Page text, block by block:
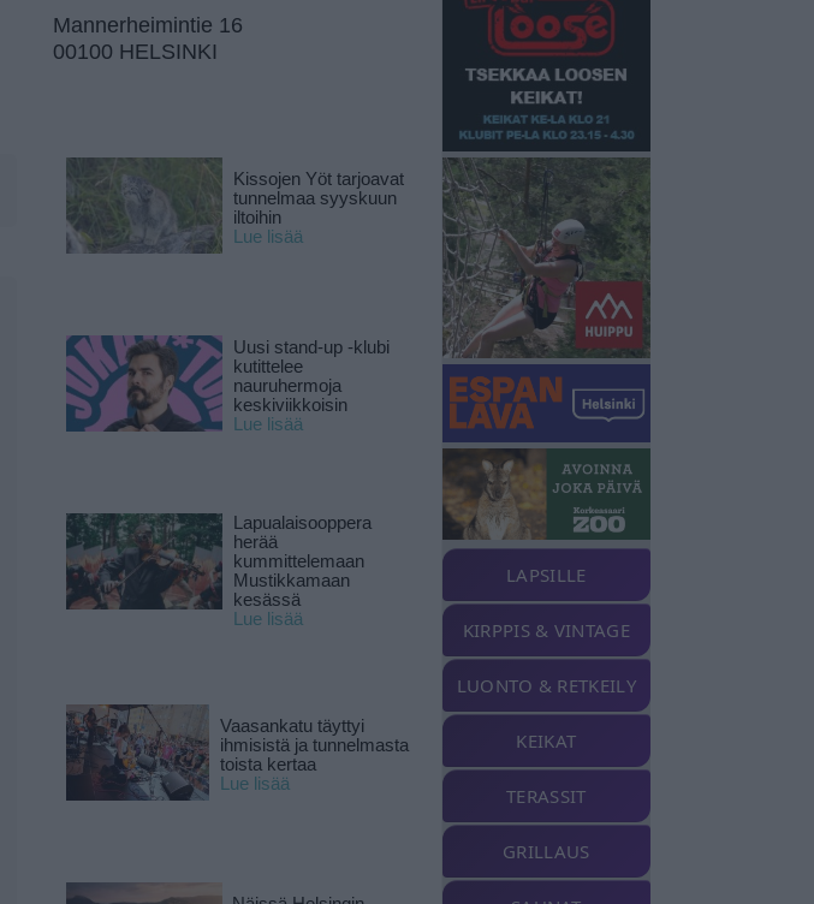
Mannerheimintie 16
00100 HELSINKI
Kissojen Yöt tarjoavat
tunnelmaa syyskuun
iltoihin
Lue lisää
Uusi stand-up -klubi
kutittelee
nauruhermoja
keskiviikkoisin
Lue lisää
Lapualaisooppera
herää
kummittelemaan
Mustikkamaan
kesässä
Lue lisää
Vaasankatu täyttyi
ihmisistä ja tunnelmasta
toista kertaa
Lue lisää
LAPSILLE
KIRPPIS & VINTAGE
LUONTO & RETKEILY
KEIKAT
TERASSIT
GRILLAUS